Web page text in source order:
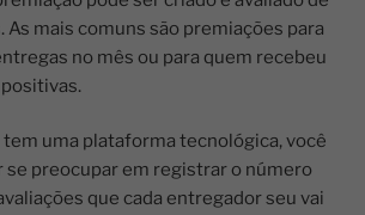
As mais comuns são premiações para
no mês ou para quem recebeu
tem uma plataforma tecnológica, você
se preocupar em registrar o número
que cada entregador seu vai